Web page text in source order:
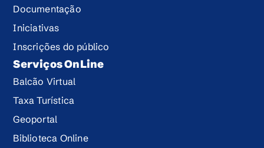
Documentação
Iniciativas
Inscrições do público
Serviços OnLine
Balcão Virtual
Taxa Turística
Geoportal
Biblioteca Online